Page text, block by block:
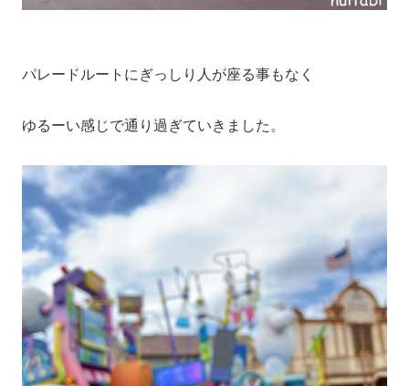
パレードルートにぎっしり人が座る事もなく
ゆるーい感じで通り過ぎていきました。